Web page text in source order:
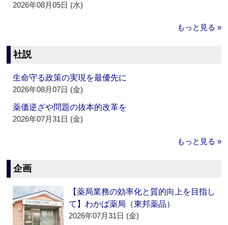
2026年08月05日 (水)
もっと見る »
社説
生命守る政策の実現を最優先に
2026年08月07日 (金)
薬価逆ざや問題の抜本的改革を
2026年07月31日 (金)
もっと見る »
企画
【薬局業務の効率化と質的向上を目指し
て】わかば薬局（東邦薬品）
2026年07月31日 (金)